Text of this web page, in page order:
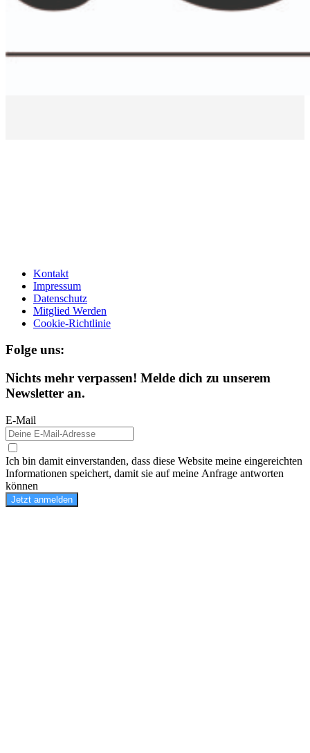
Kontakt
Impressum
Datenschutz
Mitglied Werden
Cookie-Richtlinie
Folge uns:
Nichts mehr verpassen! Melde dich zu unserem
Newsletter an.
E-Mail
Ich bin damit einverstanden, dass diese Website meine eingereichten
Informationen speichert, damit sie auf meine Anfrage antworten
können
Jetzt anmelden